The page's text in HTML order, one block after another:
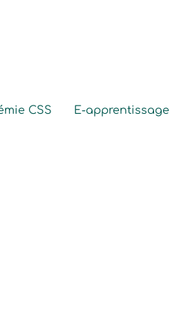
CSS E-apprentissage